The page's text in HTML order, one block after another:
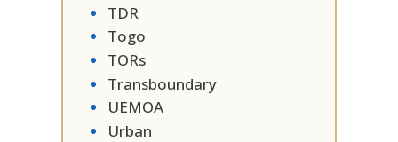
TDR
Togo
TORs
Transboundary
UEMOA
Urban